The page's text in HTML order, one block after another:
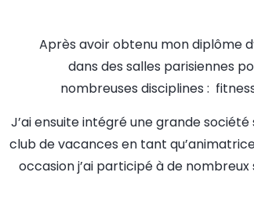
Après avoir obtenu mon diplôme
dans des salles parisiennes
nombreuses disciplines :
J’ai ensuite intégré une grande
club de vacances en tant
occasion j’ai participé à de